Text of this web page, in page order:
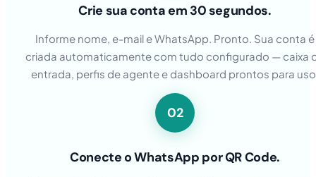
Crie sua conta em 30 segundos.
Informe nome, e-mail e WhatsApp. Pronto. Sua conta é
criada automaticamente com tudo configurado — caixa
entrada, perfis de agente e dashboard prontos para
02
Conecte o WhatsApp por QR Code.